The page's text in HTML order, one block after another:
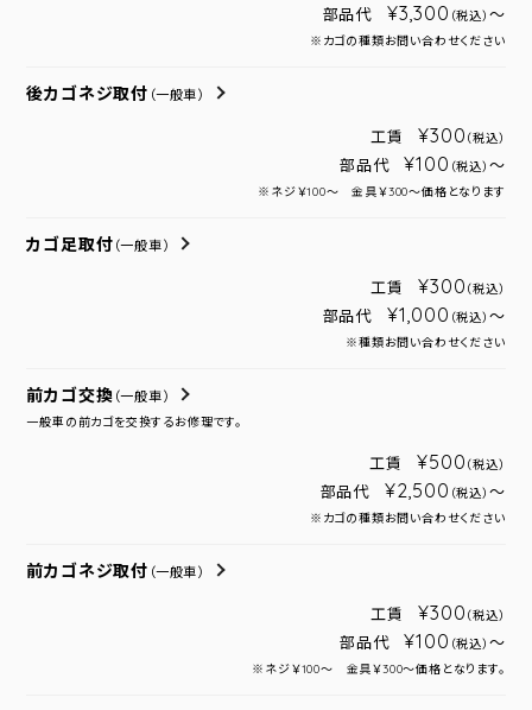
部品代 ¥3,300 （税込） ～
※カゴの種類お問い合わせください
後カゴネジ取付 （一般車）
工賃 ¥300 （税込）
部品代 ¥100 （税込） ～
※ネジ￥100～ 金具￥300～価格となります
カゴ足取付 （一般車）
工賃 ¥300 （税込）
部品代 ¥1,000 （税込） ～
※種類お問い合わせください
前カゴ交換 （一般車）
一般車の前カゴを交換するお修理です。
工賃 ¥500 （税込）
部品代 ¥2,500 （税込） ～
※カゴの種類お問い合わせください
前カゴネジ取付 （一般車）
工賃 ¥300 （税込）
部品代 ¥100 （税込） ～
※ネジ￥100～ 金具￥300～価格となります。